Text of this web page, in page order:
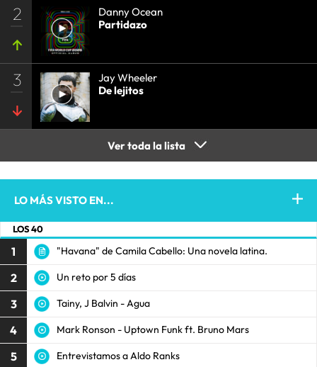
2
Danny Ocean
Partidazo
3
Jay Wheeler
De lejitos
Ver toda la lista
LO MÁS VISTO EN...
LOS 40
1 "Havana" de Camila Cabello: Una novela latina.
2 Un reto por 5 días
3 Tainy, J Balvin - Agua
4 Mark Ronson - Uptown Funk ft. Bruno Mars
5 Entrevistamos a Aldo Ranks